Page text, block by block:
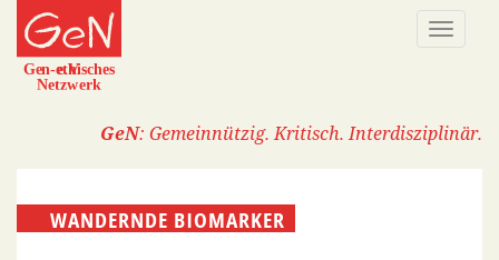
Direkt
zum
Inhalt
GeN: Gemeinnützig. Kritisch. Interdisziplinär.
WANDERNDE BIOMARKER